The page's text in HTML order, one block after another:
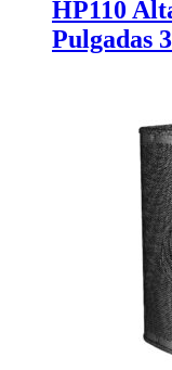
HP110
Pulgadas